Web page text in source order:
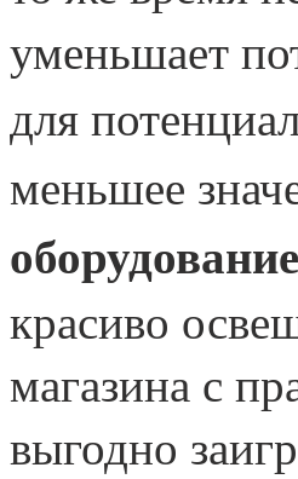
уменьшает
для
меньшее
оборудование
красиво
магазина с
выгодно